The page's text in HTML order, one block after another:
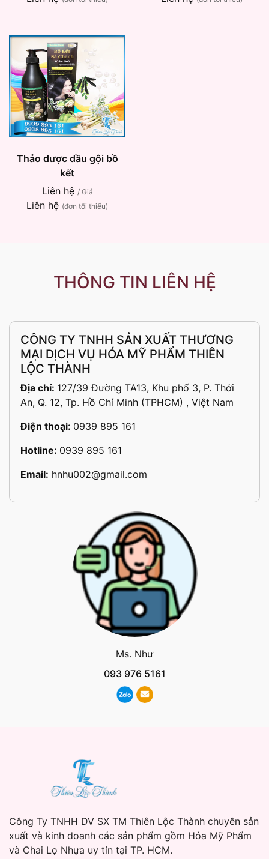
Thảo dược dầu gội bồ
kết
Liên hệ / Giá
Liên hệ (đơn tối thiểu)
THÔNG TIN LIÊN HỆ
CÔNG TY TNHH SẢN XUẤT THƯƠNG
MẠI DỊCH VỤ HÓA MỸ PHẨM THIÊN
LỘC THÀNH
Địa chỉ: 127/39 Đường TA13, Khu phố 3, P. Thới
An, Q. 12, Tp. Hồ Chí Minh (TPHCM) , Việt Nam
Điện thoại: 0939 895 161
Hotline: 0939 895 161
Email: hnhu002@gmail.com
Ms. Như
093 976 5161
Công Ty TNHH DV SX TM Thiên Lộc Thành chuyên sản
xuất và kinh doanh các sản phẩm gồm Hóa Mỹ Phẩm
và Chai Lọ Nhựa uy tín tại TP. HCM.